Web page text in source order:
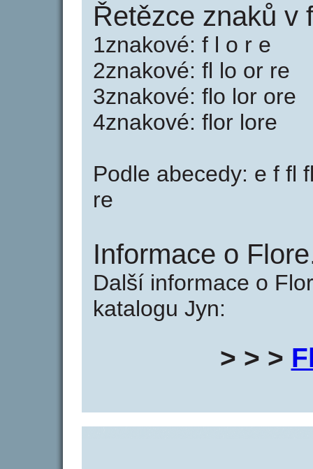
Řetězce znaků v
1znakové: f l o r e
2znakové: fl lo or re
3znakové: flo lor ore
4znakové: flor lore
Podle abecedy: e f fl
re
Informace o
Další informace o
katalogu Jyn:
> > >